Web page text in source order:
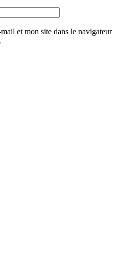
et mon site dans le navigateur